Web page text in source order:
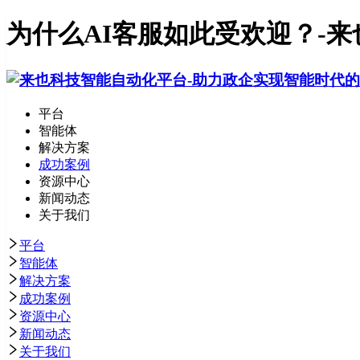
为什么AI客服如此受欢迎？-来
平台
智能体
解决方案
成功案例
资源中心
新闻动态
关于我们
平台
智能体
解决方案
成功案例
资源中心
新闻动态
关于我们